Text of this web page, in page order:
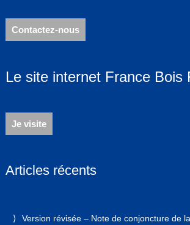
Contactez-nous
Le site internet France Bois
Je visite
Articles récents
Version révisée – Note de conjoncture de